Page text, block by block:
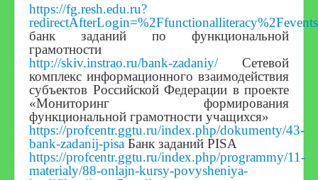
https://fg.resh.edu.ru?
redirectAfterLogin=%2Ffunctionalliteracy%2Fevents
банк заданий по функциональной
грамотности
http://skiv.instrao.ru/bank-zadaniy/Сетевой
комплекс информационного взаимодействия
субъектов Российской Федерации в проекте
«Мониторинг формирования
функциональной грамотности учащихся»
https://profcentr.ggtu.ru/index.php/dokumenty/43-
bank-zadanij-pisa Банк заданий PISA
https://profcentr.ggtu.ru/index.php/programmy/11-
materialy/88-onlajn-kursy-povysheniya-